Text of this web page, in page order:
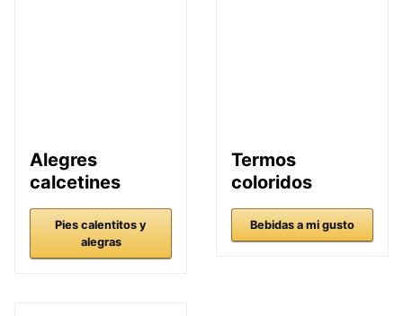
Alegres
calcetines
Pies calentitos y
alegras
Termos
coloridos
Bebidas a mi gusto